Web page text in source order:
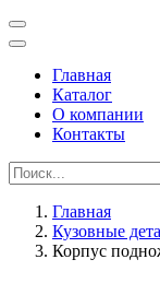
Главная
Каталог
О компании
Контакты
Главная
Кузовные
Корпус